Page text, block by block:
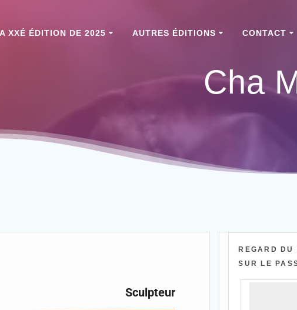
XXÉ ÉDITION DE 2025 AUTRES ÉDITIONS CONTACT
Cha
Sculpteur
REGARD DU
SUR LE